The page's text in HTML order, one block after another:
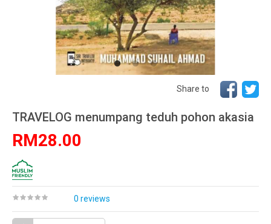
Share to
TRAVELOG menumpang teduh pohon akasia
RM28.00
0 reviews